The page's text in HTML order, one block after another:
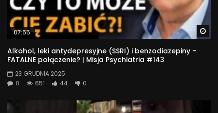
07:55
Alkohol, leki antydepresyjne (SSRI) i benzodiazepiny –
FATALNE połączenie? | Misja Psychiatria #143
23 GRUDNIA 2025
0
651 44 0